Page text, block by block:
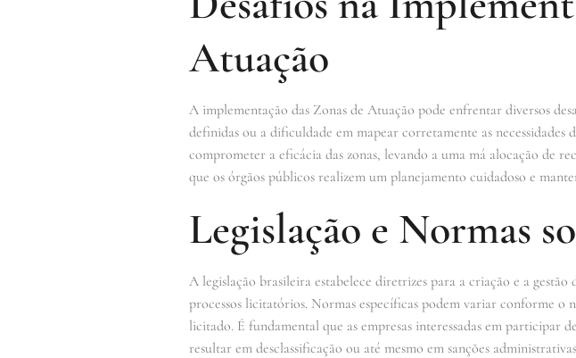
Atuação
A implementação das Zonas de Atuação pode enfrentar diversos
definidas ou a dificuldade em mapear corretamente as
comprometer a eficácia das zonas, levando a uma má alocação de
que os órgãos públicos realizem um planejamento cuidadoso e
Legislação e Normas
A legislação brasileira estabelece diretrizes para a criação e a
processos licitatórios. Normas específicas podem variar conforme
licitado. É fundamental que as empresas interessadas em participar
resultar em desclassificação ou até mesmo em sanções